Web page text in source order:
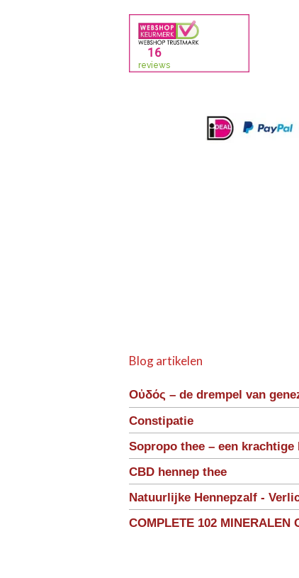
Blog artikelen
Οὐδός – de drempel van
Constipatie
Sopropo thee – een
CBD hennep thee
Natuurlijke Hennepzalf -
COMPLETE 102 MINERALEN